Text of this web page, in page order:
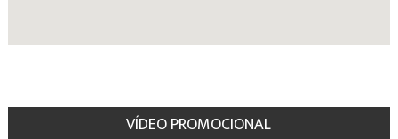
VÍDEO PROMOCIONAL